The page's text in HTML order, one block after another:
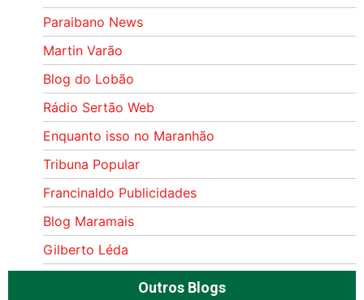
Paraibano News
Martin Varão
Blog do Lobão
Rádio Sertão Web
Enquanto isso no Maranhão
Tribuna Popular
Francinaldo Publicidades
Blog Maramais
Gilberto Léda
Outros Blogs